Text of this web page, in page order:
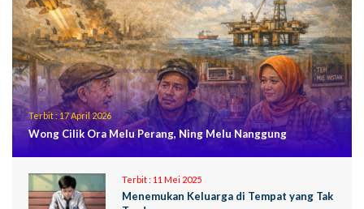
Terbit :17 April 2026
Wong Cilik Ora Melu Perang, Ning Melu Nanggung
Terbit : 11 Mei 2025
Menemukan Keluarga di Tempat yang Tak